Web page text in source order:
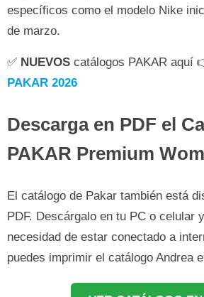
específicos como el modelo Nike
de marzo.
✅ NUEVOS catálogos PAKAR aquí
PAKAR 2026
Descarga en PDF el
PAKAR Premium
El catálogo de Pakar también está
PDF. Descárgalo en tu PC o celular
necesidad de estar conectado a
puedes imprimir el catálogo Andrea